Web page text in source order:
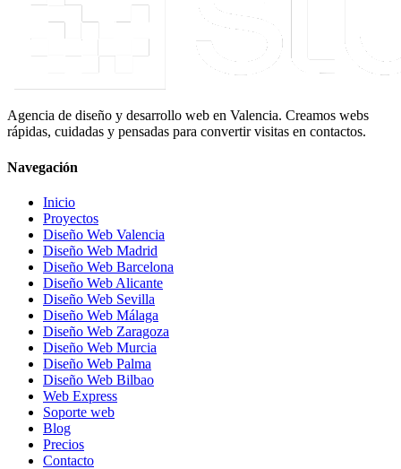
Agencia de diseño y desarrollo web en Valencia. Creamos webs
rápidas, cuidadas y pensadas para convertir visitas en contactos.
Navegación
Inicio
Proyectos
Diseño Web Valencia
Diseño Web Madrid
Diseño Web Barcelona
Diseño Web Alicante
Diseño Web Sevilla
Diseño Web Málaga
Diseño Web Zaragoza
Diseño Web Murcia
Diseño Web Palma
Diseño Web Bilbao
Web Express
Soporte web
Blog
Precios
Contacto